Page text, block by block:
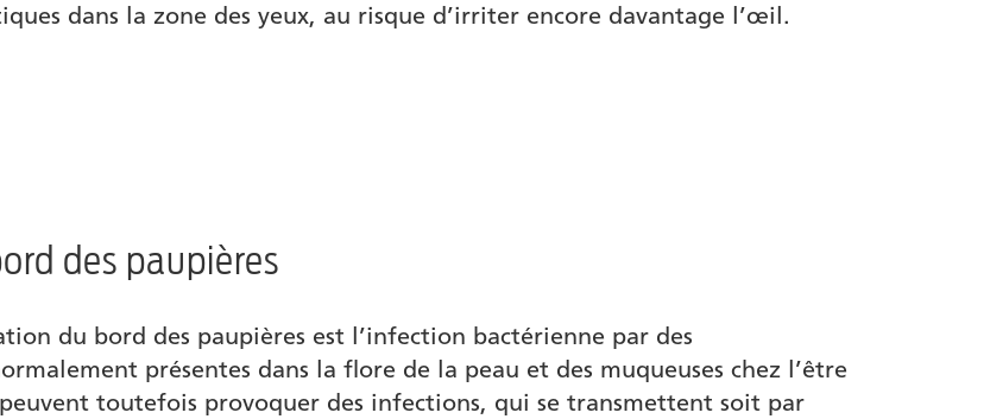
dans la zone des yeux, au risque d’irriter encore davantage l’œil.
des paupières
du bord des paupières est l’infection bactérienne par des
présentes dans la flore de la peau et des muqueuses chez l’être
toutefois provoquer des infections, qui se transmettent soit par